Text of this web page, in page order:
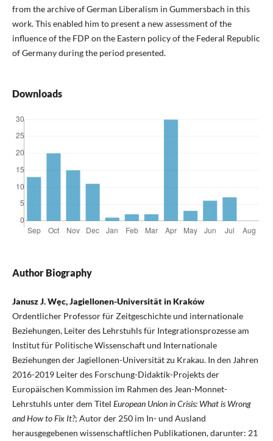
from the archive of German Liberalism in Gummersbach in this
work. This enabled him to present a new assessment of the
influence of the FDP on the Eastern policy of the Federal Republic
of Germany during the period presented.
Downloads
Author Biography
Janusz J. Węc, Jagiellonen-Universität in Kraków
Ordentlicher Professor für Zeitgeschichte und internationale
Beziehungen, Leiter des Lehrstuhls für Integrationsprozesse am
Institut für Politische Wissenschaft und Internationale
Beziehungen der Jagiellonen-Universität zu Krakau. In den Jahren
2016-2019 Leiter des Forschung-Didaktik-Projekts der
Europäischen Kommission im Rahmen des Jean-Monnet-
Lehrstuhls unter dem Titel European Union in Crisis: What is Wrong
and How to Fix It?; Autor der 250 im In- und Ausland
herausgegebenen wissenschaftlichen Publikationen, darunter: 21